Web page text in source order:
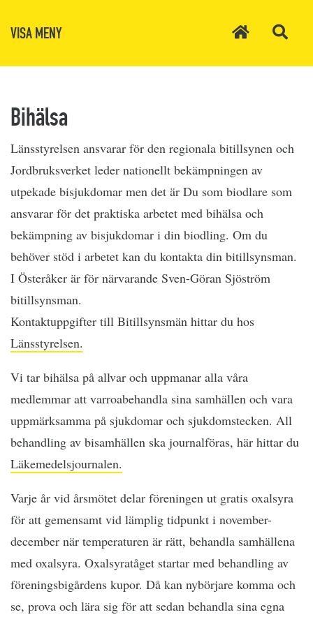
VISA MENY
Bihälsa
Länsstyrelsen ansvarar för den regionala bitillsynen och
Jordbruksverket leder nationellt bekämpningen av
utpekade bisjukdomar men det är Du som biodlare som
ansvarar för det praktiska arbetet med bihälsa och
bekämpning av bisjukdomar i din biodling. Om du
behöver stöd i arbetet kan du kontakta din bitillsynsman.
I Österåker är för närvarande Sven-Göran Sjöström
bitillsynsman.
Kontaktuppgifter till Bitillsynsmän hittar du hos
Länsstyrelsen.
Vi tar bihälsa på allvar och uppmanar alla våra
medlemmar att varroabehandla sina samhällen och vara
uppmärksamma på sjukdomar och sjukdomstecken. All
behandling av bisamhällen ska journalföras, här hittar du
Läkemedelsjournalen.
Varje år vid årsmötet delar föreningen ut gratis oxalsyra
för att gemensamt vid lämplig tidpunkt i november-
december när temperaturen är rätt, behandla samhällena
med oxalsyra. Oxalsyratåget startar med behandling av
föreningsbigårdens kupor. Då kan nybörjare komma och
se, prova och lära sig för att sedan behandla sina egna